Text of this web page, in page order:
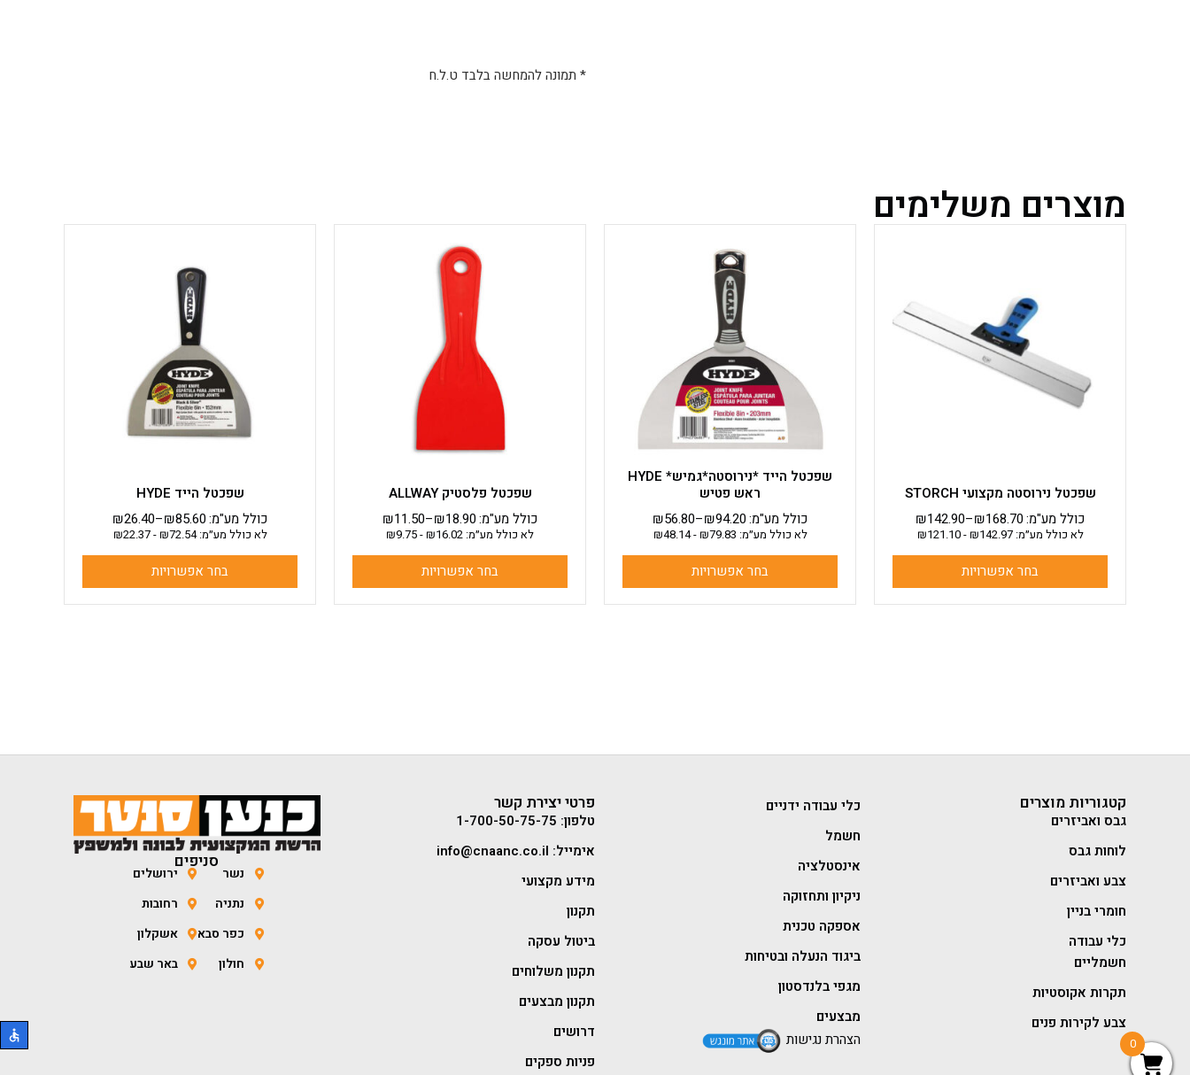
* תמונה להמחשה בלבד ט.ל.ח
מוצרים משלימים
שפכטל נירוסטה מקצועי STORCH
₪142.90–₪168.70כולל מע"מ:
לא כולל מע״מ: ₪142.97
-
₪121.10
בחר אפשרויות
סוגים.
ניתן
לבחור
שפכטל הייד *נירוסטה*גמיש* HYDE
ראש פטיש
₪56.80–₪94.20כולל מע"מ:
לא כולל מע״מ: ₪79.83
-
₪48.14
בחר אפשרויות
זה
יש
מספר
סוגים.
ניתן
לבחור
את
האפשרויות
בעמוד
המוצר
שפכטל פלסטיק ALLWAY
₪11.50–₪18.90כולל מע"מ:
לא כולל מע״מ: ₪16.02
-
₪9.75
בחר אפשרויות
זה
יש
מספר
סוגים.
ניתן
לבחור
האפשרויות
המוצר
שפכטל הייד HYDE
₪26.40–₪85.60כולל מע"מ:
לא כולל מע״מ: ₪72.54
-
₪22.37
בחר אפשרויות
יש
מספר
סוגים.
ניתן
לבחור
את
האפשרויות
בעמוד
קטגוריות מוצרים
גבס ואביזרים
לוחות גבס
צבע ואביזרים
חומרי בניין
כלי עבודה
חשמליים
תקרות אקוסטיות
צבע לקירות פנים
כלי עבודה ידניים
חשמל
אינסטלציה
ניקיון ותחזוקה
אספקה טכנית
ביגוד הנעלה ובטיחות
מגפי בלנדסטון
מבצעים
הצהרת נגישות
פרטי יצירת קשר
טלפון: 1-700-50-75-75
אימייל: info@cnaanc.co.il
מידע מקצועי
תקנון
ביטול עסקה
תקנון משלוחים
תקנון מבצעים
דרושים
פניות ספקים
סניפים
נשר
נתניה
כפר סבא
חולון
ירושלים
רחובות
אשקלון
באר שבע
0